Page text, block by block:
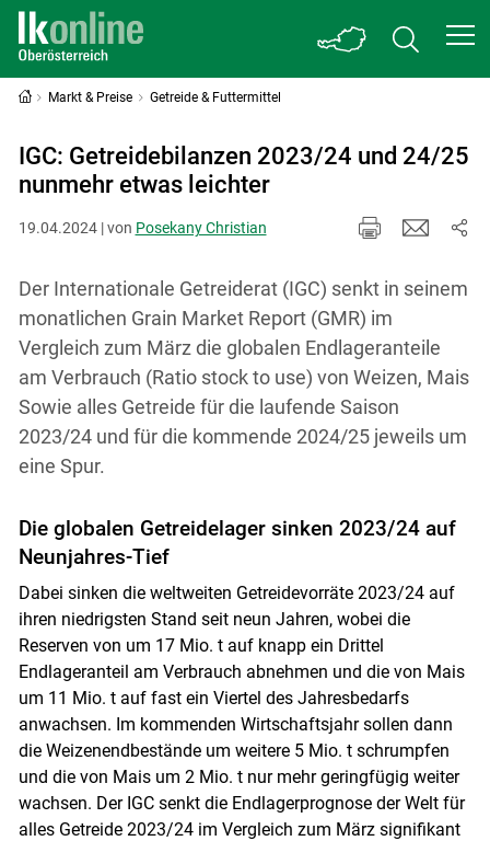
Markt & Preise Getreide & Futtermittel
IGC: Getreidebilanzen 2023/24 und 24/25
nunmehr etwas leichter
19.04.2024 | von Posekany Christian
Der Internationale Getreiderat (IGC) senkt in seinem
monatlichen Grain Market Report (GMR) im
Vergleich zum März die globalen Endlageranteile
am Verbrauch (Ratio stock to use) von Weizen, Mais
Sowie alles Getreide für die laufende Saison
2023/24 und für die kommende 2024/25 jeweils um
eine Spur.
Die globalen Getreidelager sinken 2023/24 auf
Neunjahres-Tief
Dabei sinken die weltweiten Getreidevorräte 2023/24 auf
ihren niedrigsten Stand seit neun Jahren, wobei die
Reserven von um 17 Mio. t auf knapp ein Drittel
Endlageranteil am Verbrauch abnehmen und die von Mais
um 11 Mio. t auf fast ein Viertel des Jahresbedarfs
anwachsen. Im kommenden Wirtschaftsjahr sollen dann
die Weizenendbestände um weitere 5 Mio. t schrumpfen
und die von Mais um 2 Mio. t nur mehr geringfügig weiter
wachsen. Der IGC senkt die Endlagerprognose der Welt für
alles Getreide 2023/24 im Vergleich zum März signifikant